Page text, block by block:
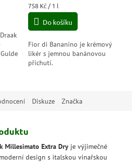
Měrná
cena:
758 Kč / 1 l
Do košíku
Fior di Bananino je krémový
likér s jemnou banánovou
příchutí.
Diskuze Značka
Millesimato Extra Dry je výjimečné
design s italskou vinařskou